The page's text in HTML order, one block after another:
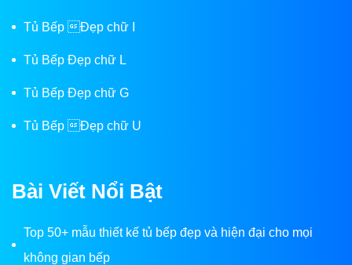
Tủ Bếp Đẹp chữ I
Tủ Bếp Đẹp chữ L
Tủ Bếp Đẹp chữ G
Tủ Bếp Đẹp chữ U
Bài Viết Nổi Bật
Top 50+ mẫu thiết kế tủ bếp đẹp và hiện đại cho mọi
không gian bếp